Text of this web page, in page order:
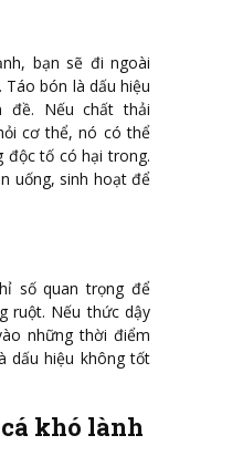
bạn sẽ đi ngoài
bón là dấu hiệu
đề. Nếu chất thải
cơ thể, nó có thể
độc tố có hại trong.
uống, sinh hoạt để
số quan trọng để
ruột. Nếu thức dậy
những thời điểm
dấu hiệu không tốt
khó lành